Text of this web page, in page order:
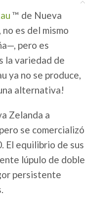
™ de Nueva
es del mismo
pero es
la variedad de
ya no se produce,
alternativa!
Zelanda a
se comercializó
El equilibrio de sus
lúpulo de doble
persistente